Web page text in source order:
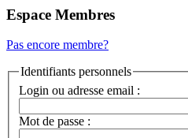
Espace Membres
Pas encore membre?
Identifiants personnels
Login ou adresse email :
Mot de passe :